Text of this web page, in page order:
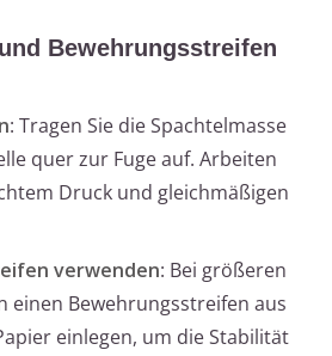
Bewehrungsstreifen
: Tragen Sie die Spachtelmasse
quer zur Fuge auf. Arbeiten
Druck und gleichmäßigen
verwenden: Bei größeren
einen Bewehrungsstreifen aus
einlegen, um die Stabilität